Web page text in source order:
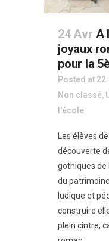
24 Avr A
joyaux
pour la
Posted at
Non classé,
l'école
Les élèves
découverte
gothiques de
du
ludique et
construire
plein cintre,